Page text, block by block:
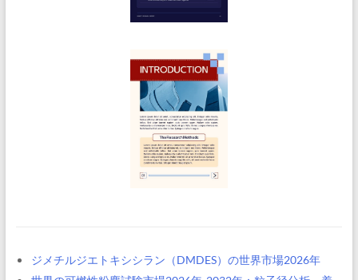
ジメチルジエトキシシラン（DMDES）の世界市場2026年